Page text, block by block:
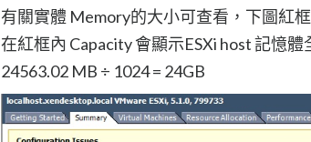
有關實體 Memory的大小可查看，下圖紅框
在紅框內 Capacity 會顯示ESXi host 記憶
24563.02 MB ÷ 1024 = 24GB